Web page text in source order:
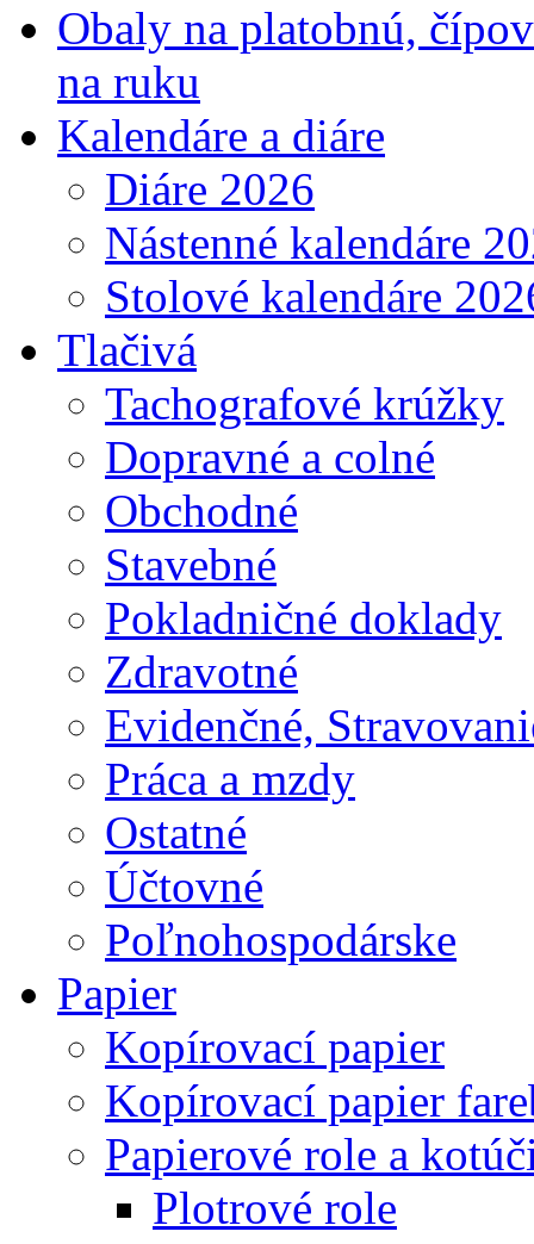
Obaly na platobnú,
na ruku
Kalendáre a diáre
Diáre 2026
Nástenné kalendáre
Stolové kalendáre
Tlačivá
Tachografové krúžky
Dopravné a colné
Obchodné
Stavebné
Pokladničné doklady
Zdravotné
Evidenčné,
Práca a mzdy
Ostatné
Účtovné
Poľnohospodárske
Papier
Kopírovací papier
Kopírovací papier
Papierové role a
Plotrové role